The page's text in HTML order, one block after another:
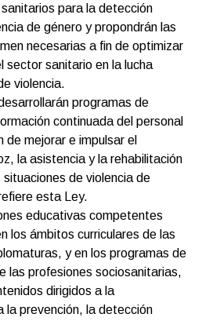
para la detección
de género y propondrán las
necesarias a fin de optimizar
sector sanitario en la lucha
violencia.
programas de
continuada del personal
de mejorar e impulsar el
la asistencia y la rehabilitación
situaciones de violencia de
esta Ley.
educativas competentes
los ámbitos curriculares de las
y en los programas de
las profesiones sociosanitarias,
dirigidos a la
la prevención, la detección